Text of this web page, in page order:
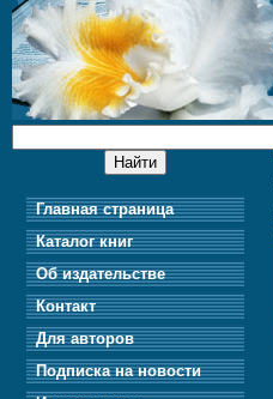
Главная страница
Каталог книг
Об издательстве
Контакт
Для авторов
Подписка на новости